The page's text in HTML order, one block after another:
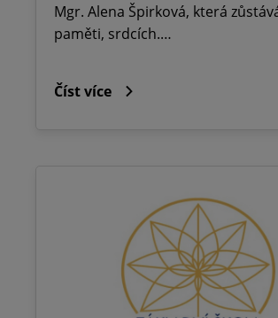
Mgr. Alena Špirková, která
paměti, srdcích.…
Číst více